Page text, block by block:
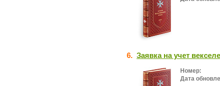
6. Заявка на учет
Номер:
Дата